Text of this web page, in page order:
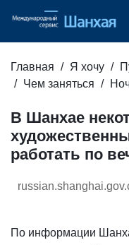
Главная Я хочу
Чем заняться
В Шанхае
работать по
По информации